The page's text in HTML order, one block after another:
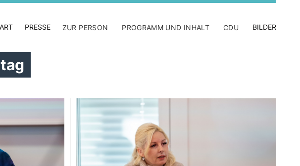
PRESSE ZUR PERSON PROGRAMM UND INHALT CDU BILDER